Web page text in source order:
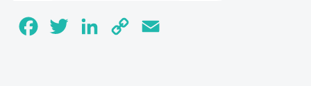
FacebookTwitter LinkedInCopy